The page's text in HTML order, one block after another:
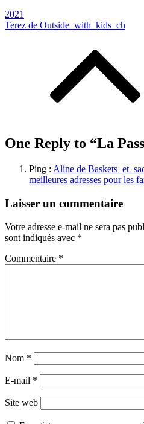
2021
Terez de Outside_with_kids_ch
One Reply to “La
Ping : Aline de
meilleures adresses pour les
Laisser un commentaire
Votre adresse e-mail ne sera pas
sont indiqués avec *
Commentaire *
Nom *
E-mail *
Site web